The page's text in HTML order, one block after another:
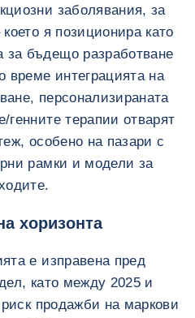
заболявания, за
я позиционира като
бъдещо разработване
време интеграцията на
персонализираната
терапии отварят
особено на пазари с
рамки и модели за
хоризонта
е изправена пред
като между 2025 и
продажби на маркови